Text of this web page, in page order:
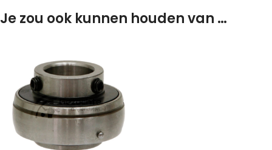
Je zou ook kunnen houden van …